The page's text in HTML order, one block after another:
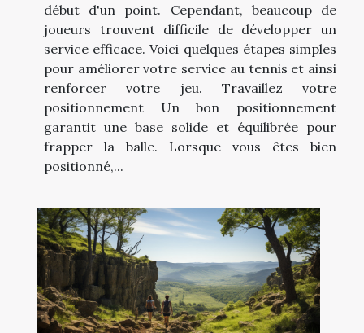
début d'un point. Cependant, beaucoup de
joueurs trouvent difficile de développer un
service efficace. Voici quelques étapes simples
pour améliorer votre service au tennis et ainsi
renforcer votre jeu. Travaillez votre
positionnement Un bon positionnement
garantit une base solide et équilibrée pour
frapper la balle. Lorsque vous êtes bien
positionné,...